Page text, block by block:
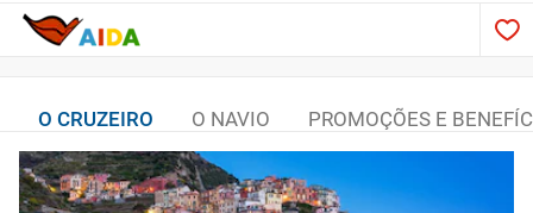
O CRUZEIRO O NAVIO PROMOÇÕES E